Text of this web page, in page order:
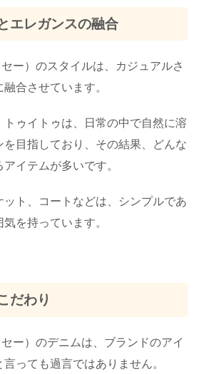
エレガンスの融合
ー）のスタイルは、カジュアルさ
合させています。
ゥイトゥは、日常の中で自然に溶
目指しており、その結果、どんな
イテムが多いです。
ト、コートなどは、シンプルであ
を持っています​。
だわり
ー）のデニムは、ブランドのアイ
っても過言ではありません。